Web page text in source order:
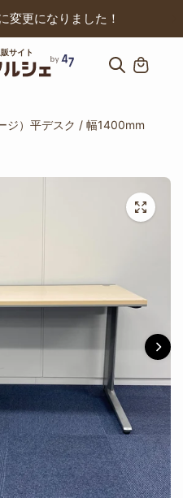
変更になりました！
サイト
ジ）平デスク / 幅1400mm